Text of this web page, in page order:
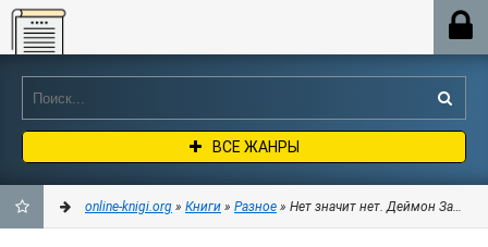
Online-knigi.org
ВСЕ ЖАНРЫ
online-knigi.org » Книги » Разное » Нет значит нет. Деймон